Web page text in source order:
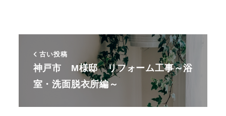
古い投稿
神戸市 M様邸 リフォーム工事～浴
室・洗面脱衣所編～